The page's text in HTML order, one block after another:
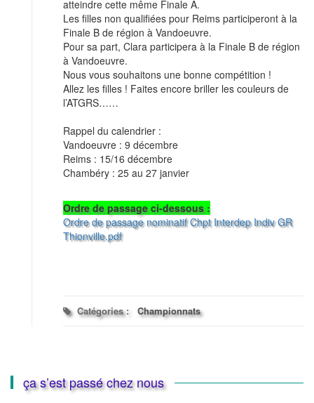
atteindre cette même Finale A.
Les filles non qualifiées pour Reims participeront à la
Finale B de région à Vandoeuvre.
Pour sa part, Clara participera à la Finale B de région
à Vandoeuvre.
Nous vous souhaitons une bonne compétition !
Allez les filles ! Faites encore briller les couleurs de
l’ATGRS……
Rappel du calendrier :
Vandoeuvre : 9 décembre
Reims : 15/16 décembre
Chambéry : 25 au 27 janvier
Ordre de passage ci-dessous :
Ordre de passage nominatif Chpt Interdep Indiv GR
Thionville.pdf
Catégories : Championnats
ça s’est passé chez nous